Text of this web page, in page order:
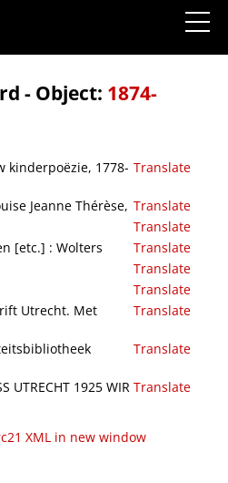
- Object: 1874-
kinderpoëzie, 1778- Translate
Jeanne Thérèse, Translate
Translate
[etc.] : Wolters
Translate
Translate
Translate
Utrecht. Met
Translate
Translate
UTRECHT 1925 WIR Translate
XML in new window